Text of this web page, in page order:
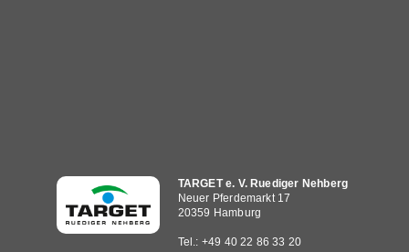
Hauptnavigation
TARGET e. V. Ruediger Nehberg
Neuer Pferdemarkt 17
20359 Hamburg
Tel.: +49 40 22 86 33 20